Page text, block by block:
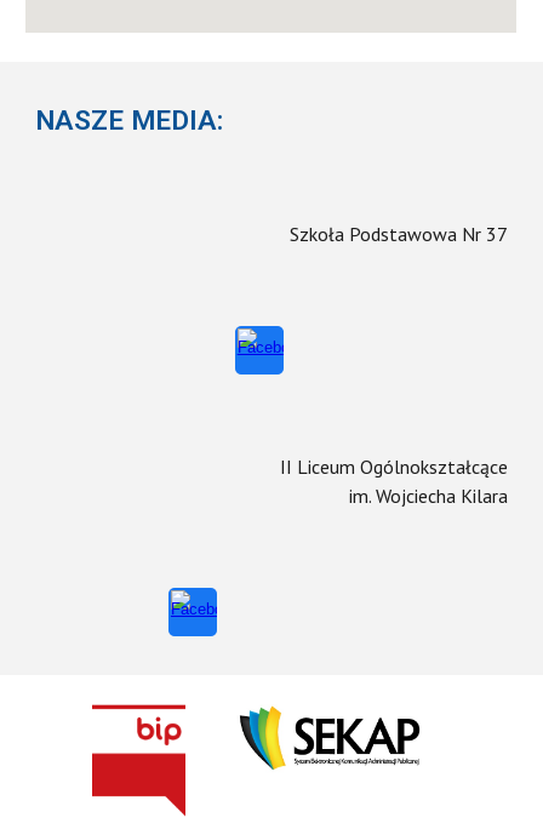
NASZE MEDIA:
Szkoła Podstawowa Nr 37
II Liceum Ogólnokształcące
im. Wojciecha Kilara